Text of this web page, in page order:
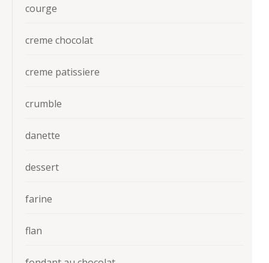
courge
creme chocolat
creme patissiere
crumble
danette
dessert
farine
flan